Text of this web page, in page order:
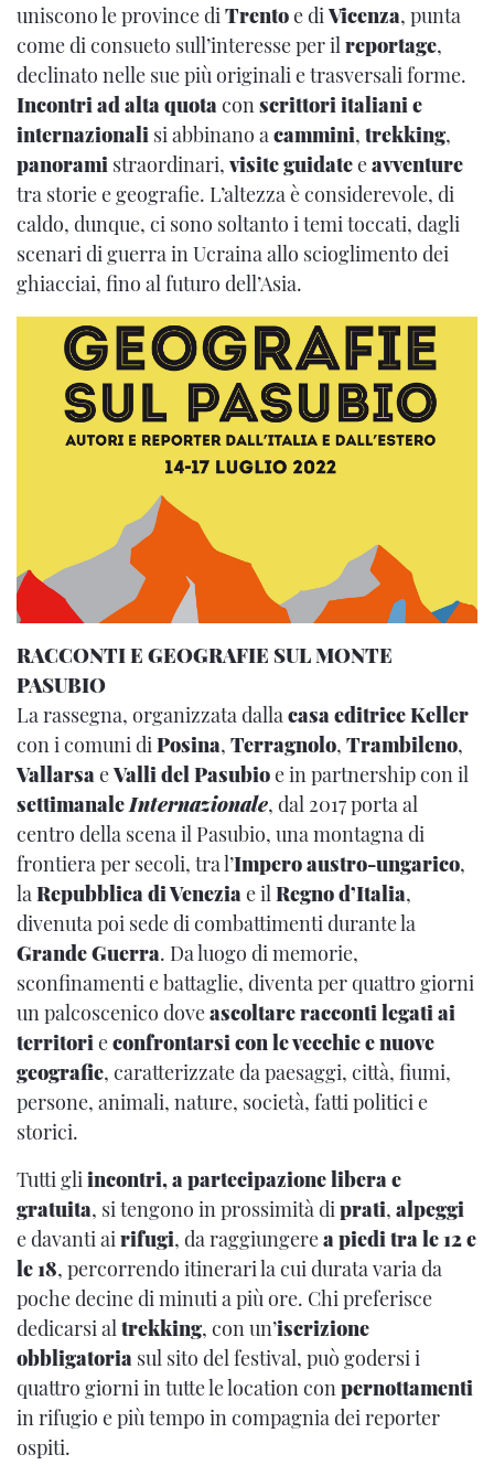
uniscono le province di Trentoe diVicenza, punta
come di consueto sull’interesse per il reportage,
declinato nelle sue più originali e trasversali forme.
Incontri ad alta quota con scrittori italiani e
internazionali si abbinano a cammini, trekking,
panorami straordinari, visite guidateeavventure
tra storie e geografie. L’altezza è considerevole, di
caldo, dunque, ci sono soltanto i temi toccati, dagli
scenari di guerra in Ucraina allo scioglimento dei
ghiacciai, fino al futuro dell’Asia.
RACCONTI E GEOGRAFIE SUL MONTE
PASUBIO
La rassegna, organizzata dallacasa editrice Keller
con i comuni diPosina, Terragnolo, Trambileno,
VallarsaeValli del Pasubioe in partnership con il
settimanaleInternazionale, dal 2017 porta al
centro della scena il Pasubio, una montagna di
frontiera per secoli, tra l’Impero austro-ungarico,
laRepubblica di Veneziae ilRegno d’Italia,
divenuta poi sede di combattimenti durante la
Grande Guerra. Da luogo di memorie,
sconfinamenti e battaglie, diventa per quattro giorni
un palcoscenico doveascoltare racconti legati ai
territorieconfrontarsi con le vecchie e nuove
geografie, caratterizzate da paesaggi, città, fiumi,
persone, animali, nature, società, fatti politici e
storici.
Tutti gliincontri, a partecipazione libera e
gratuita, si tengono in prossimità diprati, alpeggi
e davanti airifugi, da raggiungerea piedi tra le 12 e
le 18, percorrendo itinerari la cui durata varia da
poche decine di minuti a più ore. Chi preferisce
dedicarsi altrekking, con un’iscrizione
obbligatoria sul sito del festival, può godersi i
quattro giorni in tutte le location conpernottamenti
in rifugio e più tempo in compagnia dei reporter
ospiti.